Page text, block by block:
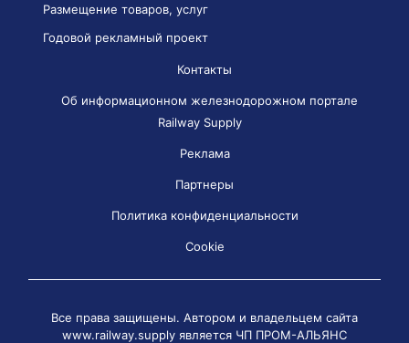
Размещение товаров, услуг
Годовой рекламный проект
Контакты
Об информационном железнодорожном портале
Railway Supply
Реклама
Партнеры
Политика конфиденциальности
Cookie
Все права защищены. Автором и владельцем сайта
www.railway.supply является ЧП ПРОМ-АЛЬЯНС